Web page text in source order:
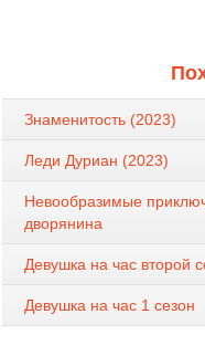
Знаменитость (2023)
Леди Дуриан (2023)
Невообразимые
дворянина
Девушка на час второй
Девушка на час 1 сезон